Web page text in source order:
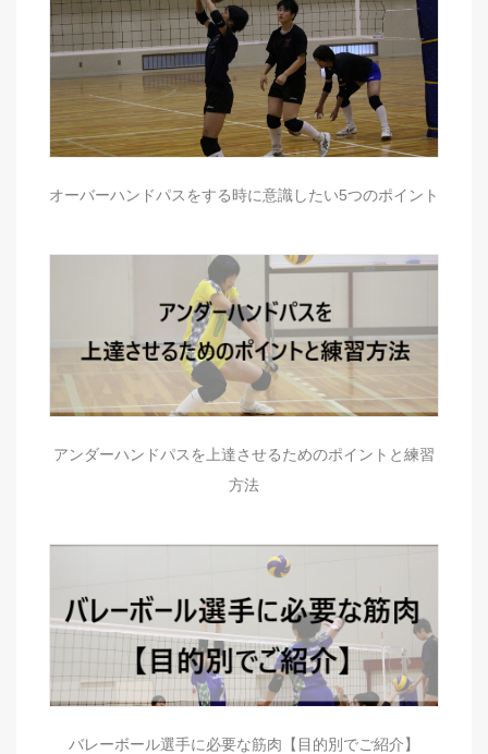
オーバーハンドパスをする時に意識したい5つのポイント
アンダーハンドパスを上達させるためのポイントと練習
方法
バレーボール選手に必要な筋肉【目的別でご紹介】